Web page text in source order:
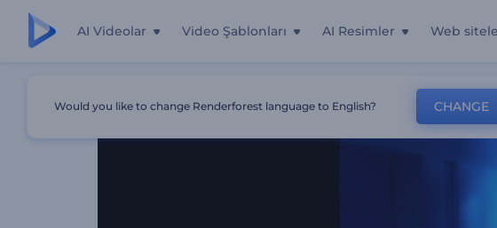
AI Videolar Video Şablonları AI Resimler Web
Would you like to change Renderforest language to English? CHANGE